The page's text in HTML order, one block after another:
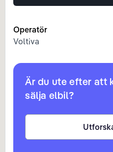
Operatör
Voltiva
Är du ute efter att
sälja elbil?